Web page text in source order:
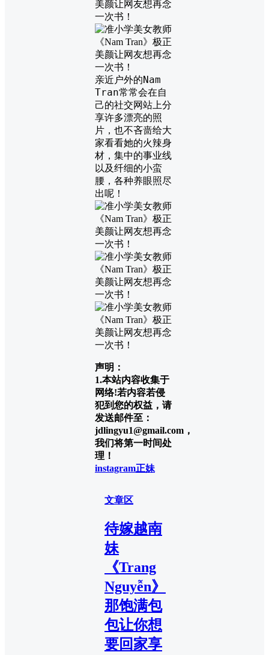
亲近户外的Nam
Tran常常会在自
己的社交网站上分
享许多漂亮的照
片，也不吝啬给大
家看看她的火辣身
材，集中的事业线
以及纤细的小蛮
腰，各种养眼照尽
出呢！
声明：
1.本站内容收集于
网络!若内容若侵
犯到您的权益，请
发送邮件至：
jdlingyu1@gmail.com，
我们将第一时间处
理！
instagram正妹
文章区
待嫁越南
妹
《Trang
Nguyễn》
那饱满包
包让你想
要回家享